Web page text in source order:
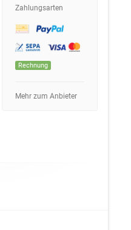
Zahlungsarten
Rechnung
Mehr zum Anbieter